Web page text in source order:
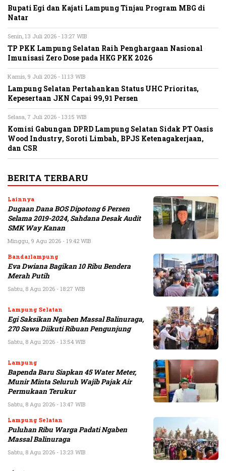
Bupati Egi dan Kajati Lampung Tinjau Program MBG di
Natar
Senin, 13 Juli 2026 - 13:27 WIB
TP PKK Lampung Selatan Raih Penghargaan Nasional
Imunisasi Zero Dose pada HKG PKK 2026
Kamis, 9 Juli 2026 - 11:13 WIB
Lampung Selatan Pertahankan Status UHC Prioritas,
Kepesertaan JKN Capai 99,91 Persen
Selasa, 7 Juli 2026 - 13:15 WIB
Komisi Gabungan DPRD Lampung Selatan Sidak PT Oasis
Wood Industry, Soroti Limbah, BPJS Ketenagakerjaan,
dan CSR
BERITA TERBARU
Lainnya
Dugaan Dana BOS Dipotong 6 Persen
Selama 2019-2024, Sahdana Desak Audit
SMK Way Kanan
Minggu, 9 Agu 2026 - 19:42 WIB
Bandarlampung
Eva Dwiana Bagikan 10 Ribu Bendera
Merah Putih
Sabtu, 8 Agu 2026 - 18:27 WIB
Lampung Selatan
Egi Saksikan Ngaben Massal Balinuraga,
270 Sawa Diikuti Ribuan Pengunjung
Sabtu, 8 Agu 2026 - 13:54 WIB
Lampung
Bapenda Baru Siapkan 45 Water Meter,
Munir Minta Seluruh Wajib Pajak Air
Permukaan Terukur
Sabtu, 8 Agu 2026 - 13:47 WIB
Lampung Selatan
Puluhan Ribu Warga Padati Ngaben
Massal Balinuraga
Sabtu, 8 Agu 2026 - 13:23 WIB